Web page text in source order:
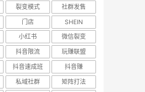
裂变模式
社群发售
门店
SHEIN
小红书
微信裂变
抖音限流
玩赚联盟
抖音速成班
抖音赚
私域社群
矩阵打法